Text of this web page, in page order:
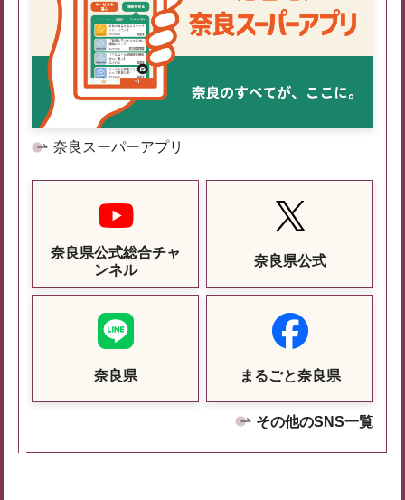
奈良スーパーアプリ
奈良県公式総合チャ
ンネル
奈良県公式
奈良県 まるごと奈良県
その他のSNS一覧